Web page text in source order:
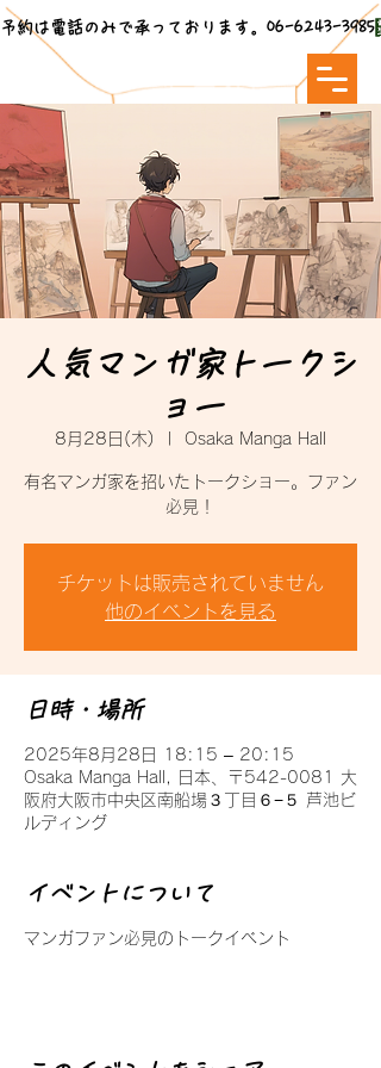
予約は電話のみで承っております。06-6243-3985
人気マンガ家トークシ
ョー
8月28日(木) Osaka Manga Hall
有名マンガ家を招いたトークショー。ファン
必見！
チケットは販売されていません
他のイベントを見る
日時・場所
2025年8月28日 18:15 – 20:15
Osaka Manga Hall, 日本、〒542-0081 大
阪府大阪市中央区南船場３丁目６−５ 芦池ビ
ルディング
イベントについて
マンガファン必見のトークイベント